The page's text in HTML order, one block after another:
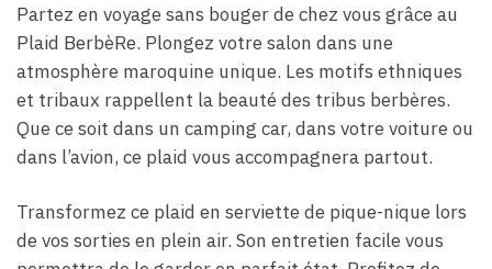
Partez en voyage sans bouger de chez vous grâce au
Plaid BerbèRe. Plongez votre salon dans une
atmosphère maroquine unique. Les motifs ethniques
et tribaux rappellent la beauté des tribus berbères.
Que ce soit dans un camping car, dans votre voiture ou
dans l’avion, ce plaid vous accompagnera partout.
Transformez ce plaid en serviette de pique-nique lors
de vos sorties en plein air. Son entretien facile vous